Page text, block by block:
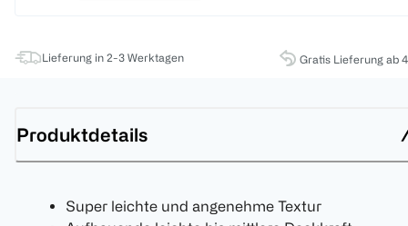
Lieferung in 2-3 Werktagen Gratis Lieferung ab
Produktdetails
Super leichte und angenehme Textur